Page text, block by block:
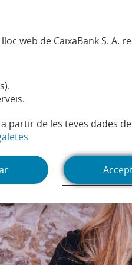
web de CaixaBank S. A.
de les teves dades
i inversors